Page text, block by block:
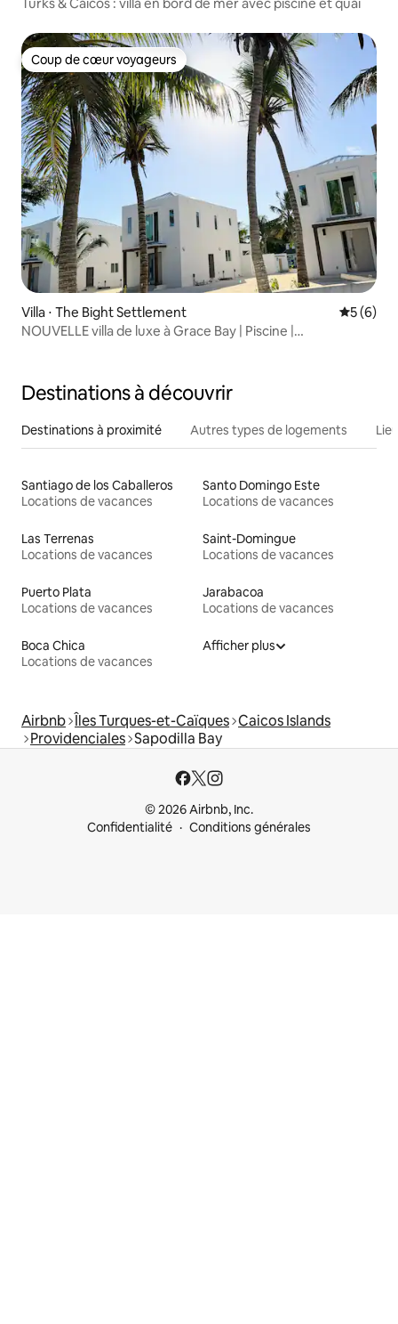
Coup de cœur voyageurs
Coup de cœur voyageurs
Villa ⋅ The Bight Settlement
5 (6)
NOUVELLE villa de luxe à Grace Bay | Piscine |
Destinations à découvrir
Destinations à proximité Autres types de logements
Santiago de los Caballeros
Locations de vacances
Santo Domingo Este
Locations de vacances
Las Terrenas
Locations de vacances
Saint-Domingue
Locations de vacances
Puerto Plata
Locations de vacances
Jarabacoa
Locations de vacances
Boca Chica
Locations de vacances
Afficher plus
Airbnb Îles Turques-et-Caïques Caicos Islands
Providenciales Sapodilla Bay
© 2026 Airbnb, Inc.
Confidentialité
Conditions générales